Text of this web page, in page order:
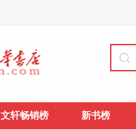
文轩畅销榜 新书榜